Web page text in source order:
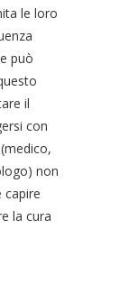
le loro
può
il
con
non
capire
la cura